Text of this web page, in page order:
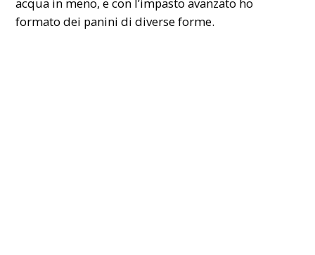
formato dei panini di diverse forme.